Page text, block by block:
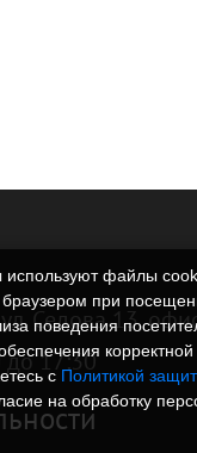
Седова 13,
до 17:30
файлы
при
поведения
с Политикой
на обработку